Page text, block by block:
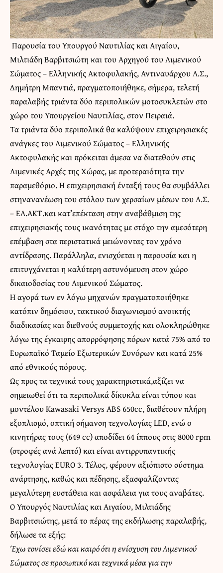
Παρουσία του Υπουργού Ναυτιλίας και Αιγαίου,
Μιλτιάδη Βαρβιτσιώτη και του Αρχηγού του Λιμενικού
Σώματος – Ελληνικής Ακτοφυλακής, Αντιναυάρχου Λ.Σ.,
Δημήτρη Μπαντιά, πραγματοποιήθηκε, σήμερα, τελετή
παραλαβής τριάντα δύο περιπολικών μοτοσυκλετών στο
χώρο του Υπουργείου Ναυτιλίας, στον Πειραιά.
Τα τριάντα δύο περιπολικά θα καλύψουν επιχειρησιακές
ανάγκες του Λιμενικού Σώματος – Ελληνικής
Ακτοφυλακής και πρόκειται άμεσα να διατεθούν στις
Λιμενικές Αρχές της Χώρας, με προτεραιότητα την
παραμεθόριο. Η επιχειρησιακή ένταξή τους θα συμβάλλει
στηνανανέωση του στόλου των χερσαίων μέσων του Λ.Σ.
– ΕΛ.ΑΚΤ.και κατ’επέκταση στην αναβάθμιση της
επιχειρησιακής τους ικανότητας με στόχο την αμεσότερη
επέμβαση στα περιστατικά μειώνοντας τον χρόνο
αντίδρασης. Παράλληλα, ενισχύεται η παρουσία και η
επιτυγχάνεται η καλύτερη αστυνόμευση στον χώρο
δικαιοδοσίας του Λιμενικού Σώματος.
Η αγορά των εν λόγω μηχανών πραγματοποιήθηκε
κατόπιν δημόσιου, τακτικού διαγωνισμού ανοικτής
διαδικασίας και διεθνούς συμμετοχής και ολοκληρώθηκε
λόγω της έγκαιρης απορρόφησης πόρων κατά 75% από το
Ευρωπαϊκό Ταμείο Εξωτερικών Συνόρων και κατά 25%
από εθνικούς πόρους.
Ως προς τα τεχνικά τους χαρακτηριστικά,αξίζει να
σημειωθεί ότι τα περιπολικά δίκυκλα είναι τύπου και
μοντέλου Kawasaki Versys ABS 650cc, διαθέτουν πλήρη
εξοπλισμό, οπτική σήμανση τεχνολογίας LED, ενώ ο
κινητήρας τους (649 cc) αποδίδει 64 ίππους στις 8000 rpm
(στροφές ανά λεπτό) και είναι αντιρρυπαντικής
τεχνολογίας EURO 3. Τέλος, φέρουν αξιόπιστο σύστημα
ανάρτησης, καθώς και πέδησης, εξασφαλίζοντας
μεγαλύτερη ευστάθεια και ασφάλεια για τους αναβάτες.
Ο Υπουργός Ναυτιλίας και Αιγαίου, Μιλτιάδης
Βαρβιτσιώτης, μετά το πέρας της εκδήλωσης παραλαβής,
δήλωσε τα εξής:
Έχω τονίσει εδώ και καιρό ότι η ενίσχυση του Λιμενικού
Σώματος σε προσωπικό και τεχνικά μέσα για την